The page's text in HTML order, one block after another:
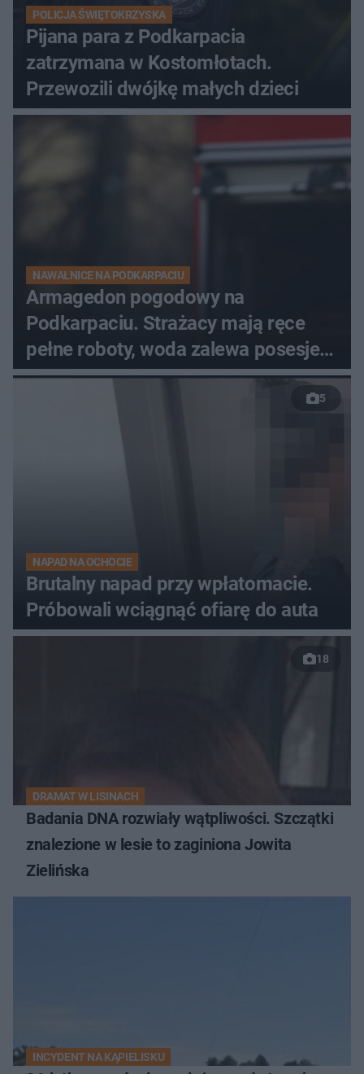
POLICJA ŚWIĘTOKRZYSKA
Pijana para z Podkarpacia
zatrzymana w Kostomłotach.
Przewozili dwójkę małych dzieci
NAWAŁNICE NA PODKARPACIU
Armagedon pogodowy na
Podkarpaciu. Strażacy mają ręce
pełne roboty, woda zalewa posesje i
budynki
5
NAPAD NA OCHOCIE
Brutalny napad przy wpłatomacie.
Próbowali wciągnąć ofiarę do auta
18
DRAMAT W LISINACH
Badania DNA rozwiały wątpliwości. Szczątki
znalezione w lesie to zaginiona Jowita
Zielińska
INCYDENT NA KĄPIELISKU